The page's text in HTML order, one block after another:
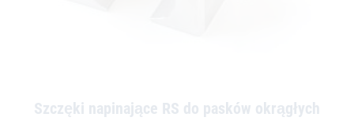
Szczęki napinające RS do pasków okrągłych